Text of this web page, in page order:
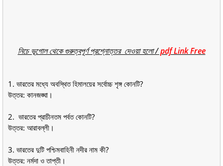
নিচে ভূগোল থেকে গুরুত্বপূর্ণ প্রশ্নোত্তর দেওয়া হলো /pdf Link Free
1. ভারতের মধ্যে অবস্থিত হিমালয়ের সর্বোচ্চ শৃঙ্গ কোনটি?
উত্তর: কানজঙ্ঘা।
2. ভারতের প্রাচীনতম পর্বত কোনটি?
উত্তর: আরাবল্লী।
3. ভারতের দুটি পশ্চিমবাহিনী নদীর নাম কী?
উত্তর: নর্মদা ও তাপ্তী।